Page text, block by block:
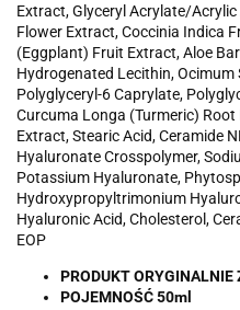
Extract, Glyceryl Acrylate/
Flower Extract, Coccinia Indica
(Eggplant) Fruit Extract, Aloe
Hydrogenated Lecithin,
Polyglyceryl-6 Caprylate,
Curcuma Longa (Turmeric)
Extract, Stearic Acid, Ceramide
Hyaluronate Crosspolymer,
Potassium Hyaluronate,
Hydroxypropyltrimonium
Hyaluronic Acid, Cholesterol,
EOP
PRODUKT ORYGINALNIE
POJEMNOŚĆ 50ml